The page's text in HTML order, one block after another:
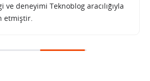
deneyimi Teknoblog aracılığıyla
etmiştir.